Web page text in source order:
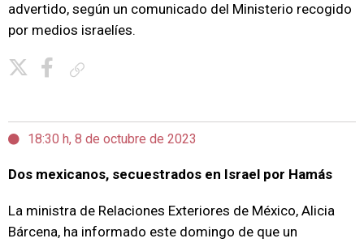
advertido, según un comunicado del Ministerio recogido
por medios israelíes.
18:30 h, 8 de octubre de 2023
Dos mexicanos, secuestrados en Israel por Hamás
La ministra de Relaciones Exteriores de México, Alicia
Bárcena, ha informado este domingo de que un